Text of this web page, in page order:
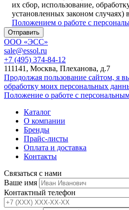
их сбор, использование,
установленных законом случаях)
Положением о работе с
ООО «ЭСС»
sale@essol.ru
+7 (495) 374-84-12
111141, Москва, Плеханова, д.7
Продолжая пользование сайтом, я
обработку моих персональных
Положение о работе с
Каталог
О компании
Бренды
Прайс-листы
Оплата и доставка
Контакты
Связаться с нами
Ваше имя
Контактный телефон